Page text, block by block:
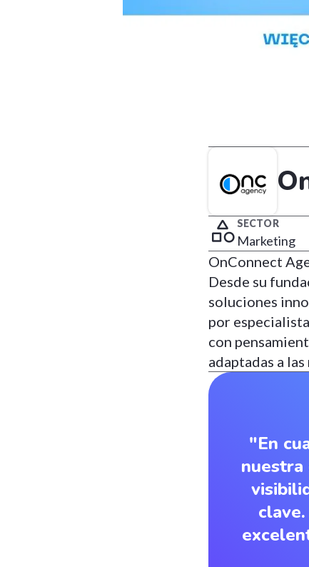
SECTOR
Marketing
OnConnect
Desde su
soluciones
por
con
adaptadas a
"En
nuestra